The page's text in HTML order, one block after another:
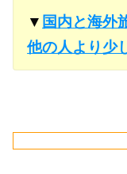
▼ 国内と海外
他の人より少